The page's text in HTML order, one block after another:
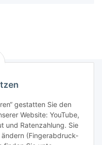
gestatten Sie den
Website: YouTube,
und Ratenzahlung. Sie
(Fingerabdruck-